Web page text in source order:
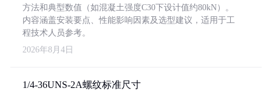
方法和典型数值（如混凝土强度C30下设计值约80kN）。
内容涵盖安装要点、性能影响因素及选型建议，适用于工
程技术人员参考。
2026年8月4日
1/4-36UNS-2A螺纹标准尺寸